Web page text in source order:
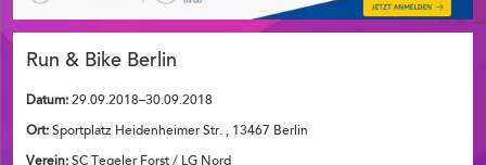
Run & Bike Berlin
Datum: 29.09.2018–30.09.2018
Ort: Sportplatz Heidenheimer Str. , 13467 Berlin
Verein: SC Tegeler Forst / LG Nord